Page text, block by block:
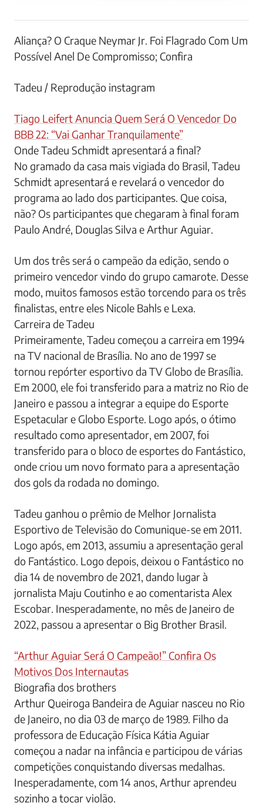
Aliança? O Craque Neymar Jr. Foi Flagrado Com Um
Possível Anel De Compromisso; Confira
Tadeu / Reprodução instagram
Tiago Leifert Anuncia Quem Será O Vencedor Do
BBB 22: “Vai Ganhar Tranquilamente”
Onde Tadeu Schmidt apresentará a final?
No gramado da casa mais vigiada do Brasil, Tadeu
Schmidt apresentará e revelará o vencedor do
programa ao lado dos participantes. Que coisa,
não? Os participantes que chegaram à final foram
Paulo André, Douglas Silva e Arthur Aguiar.
Um dos três será o campeão da edição, sendo o
primeiro vencedor vindo do grupo camarote. Desse
modo, muitos famosos estão torcendo para os três
finalistas, entre eles Nicole Bahls e Lexa.
Carreira de Tadeu
Primeiramente, Tadeu começou a carreira em 1994
na TV nacional de Brasília. No ano de 1997 se
tornou repórter esportivo da TV Globo de Brasília.
Em 2000, ele foi transferido para a matriz no Rio de
Janeiro e passou a integrar a equipe do Esporte
Espetacular e Globo Esporte. Logo após, o ótimo
resultado como apresentador, em 2007, foi
transferido para o bloco de esportes do Fantástico,
onde criou um novo formato para a apresentação
dos gols da rodada no domingo.
Tadeu ganhou o prêmio de Melhor Jornalista
Esportivo de Televisão do Comunique-se em 2011.
Logo após, em 2013, assumiu a apresentação geral
do Fantástico. Logo depois, deixou o Fantástico no
dia 14 de novembro de 2021, dando lugar à
jornalista Maju Coutinho e ao comentarista Alex
Escobar. Inesperadamente, no mês de Janeiro de
2022, passou a apresentar o Big Brother Brasil.
“Arthur Aguiar Será O Campeão!” Confira Os
Motivos Dos Internautas
Biografia dos brothers
Arthur Queiroga Bandeira de Aguiar nasceu no Rio
de Janeiro, no dia 03 de março de 1989. Filho da
professora de Educação Física Kátia Aguiar
começou a nadar na infância e participou de várias
competições conquistando diversas medalhas.
Inesperadamente, com 14 anos, Arthur aprendeu
sozinho a tocar violão.